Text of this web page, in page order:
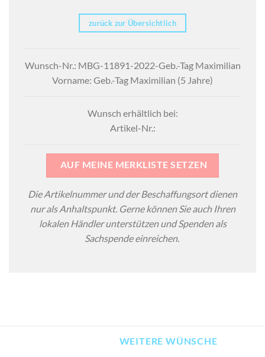
zurück zur Übersichtlich
Wunsch-Nr.: MBG-11891-2022-Geb.-Tag Maximilian
Vorname: Geb.-Tag Maximilian (5 Jahre)
Wunsch erhältlich bei:
Artikel-Nr.:
AUF MEINE MERKLISTE SETZEN
Die Artikelnummer und der Beschaffungsort dienen
nur als Anhaltspunkt. Gerne können Sie auch Ihren
lokalen Händler unterstützen und Spenden als
Sachspende einreichen.
WEITERE WÜNSCHE